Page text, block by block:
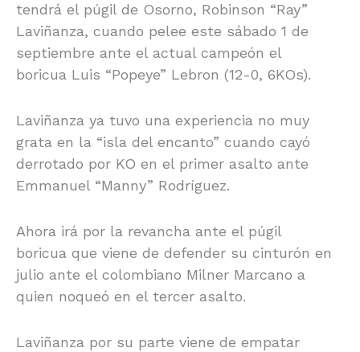
tendrá el púgil de Osorno, Robinson “Ray”
Laviñanza, cuando pelee este sábado 1 de
septiembre ante el actual campeón el
boricua Luis “Popeye” Lebron (12-0, 6KOs).
Laviñanza ya tuvo una experiencia no muy
grata en la “isla del encanto” cuando cayó
derrotado por KO en el primer asalto ante
Emmanuel “Manny” Rodríguez.
Ahora irá por la revancha ante el púgil
boricua que viene de defender su cinturón en
julio ante el colombiano Milner Marcano a
quien noqueó en el tercer asalto.
Laviñanza por su parte viene de empatar